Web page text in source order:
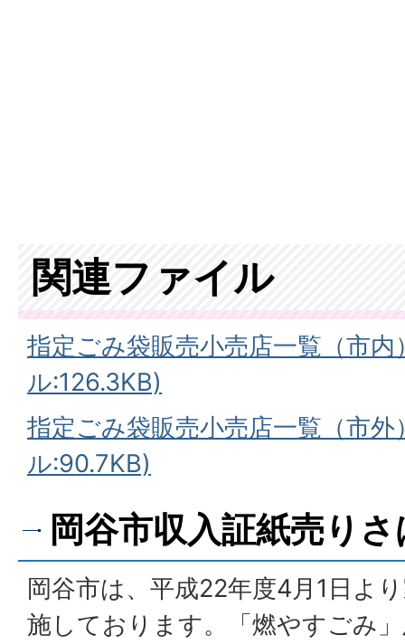
関連ファイル
指定ごみ袋販売小売店一覧（市
ル:126.3KB)
指定ごみ袋販売小売店一覧（市
ル:90.7KB)
岡谷市収入証紙売り
岡谷市は、平成22年度4月1日よ
施しております。「燃やすごみ